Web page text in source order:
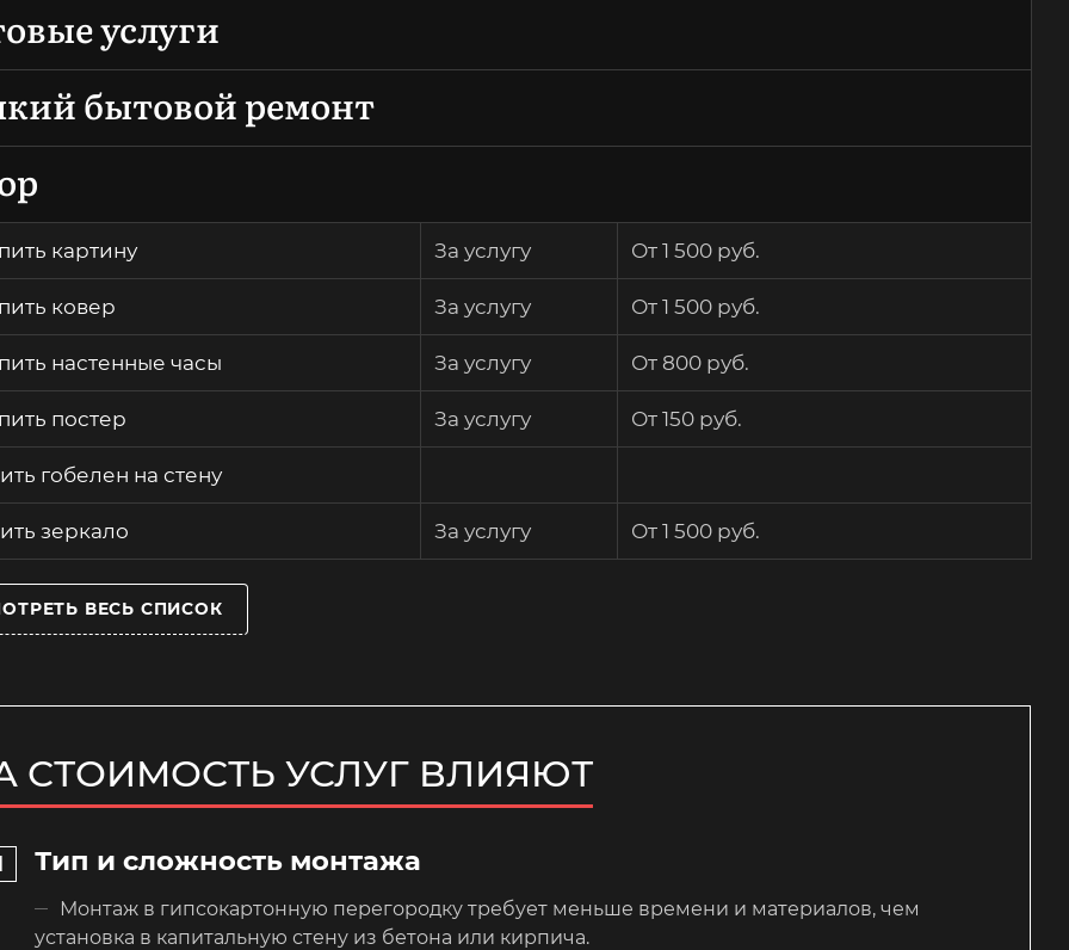
услуги
бытовой ремонт
картину За услугу От 1 500 руб.
ковер За услугу От 1 500 руб.
настенные часы За услугу От 800 руб.
постер За услугу От 150 руб.
гобелен на стену
зеркало За услугу От 1 500 руб.
ВЕСЬ СПИСОК
СТОИМОСТЬ УСЛУГ ВЛИЯЮТ
Тип и сложность монтажа
Монтаж в гипсокартонную перегородку требует меньше времени и материалов, чем
установка в капитальную стену из бетона или кирпича.